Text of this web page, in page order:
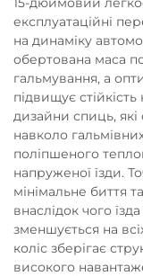
експлуатаційні
на динаміку
обертована маса
гальмування, а
підвищує
дизайни спиць,
навколо
поліпшеного
напруженої їзди.
мінімальне биття
внаслідок чого
зменшується на
коліс зберігає
високого